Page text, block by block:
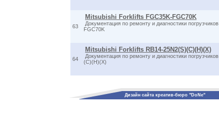
63
Mitsubishi Forklifts FGC35K-FGC70K
Документация по ремонту и диагностики
FGC70K
64
Mitsubishi Forklifts RB14-25N2(S)(C)(H)(X)
Документация по ремонту и диагностики
(C)(H)(X)
Дизайн сайта креатив-бюро "DoNe"